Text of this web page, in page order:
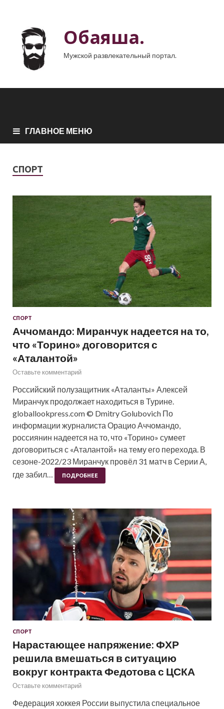
Обаяша.
Мужской развлекательный портал.
ГЛАВНОЕ МЕНЮ
СПОРТ
СПОРТ
Аччомандо: Миранчук надеется на то,
что «Торино» договорится с
«Аталантой»
Оставьте комментарий
Российский полузащитник «Аталанты» Алексей
Миранчук продолжает находиться в Турине.
globallookpress.com © Dmitry Golubovich По
информации журналиста Орацио Аччомандо,
россиянин надеется на то, что «Торино» сумеет
договориться с «Аталантой» на тему его перехода. В
сезоне-2022/23 Миранчук провёл 31 матч в Серии А,
где забил…
ПОДРОБНЕЕ
СПОРТ
Нарастающее напряжение: ФХР
решила вмешаться в ситуацию
вокруг контракта Федотова с ЦСКА
Оставьте комментарий
Федерация хоккея России выпустила специальное